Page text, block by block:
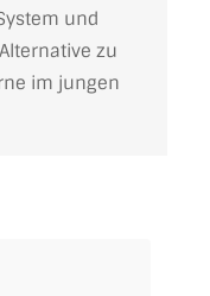
und
zu
im jungen